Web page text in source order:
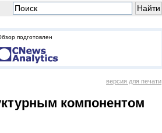
подготовлен
версия для печати
компонентом